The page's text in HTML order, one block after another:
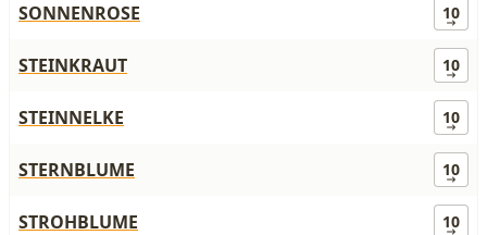
SONNENROSE 10
STEINKRAUT 10
STEINNELKE 10
STERNBLUME 10
STROHBLUME 10